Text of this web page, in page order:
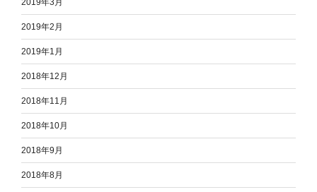
2019年2月
2019年1月
2018年12月
2018年11月
2018年10月
2018年9月
2018年8月